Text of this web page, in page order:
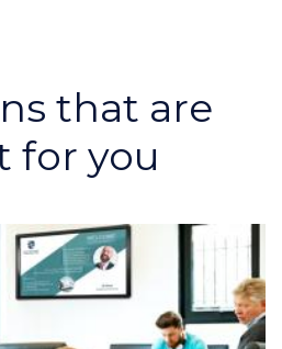
that are
for you